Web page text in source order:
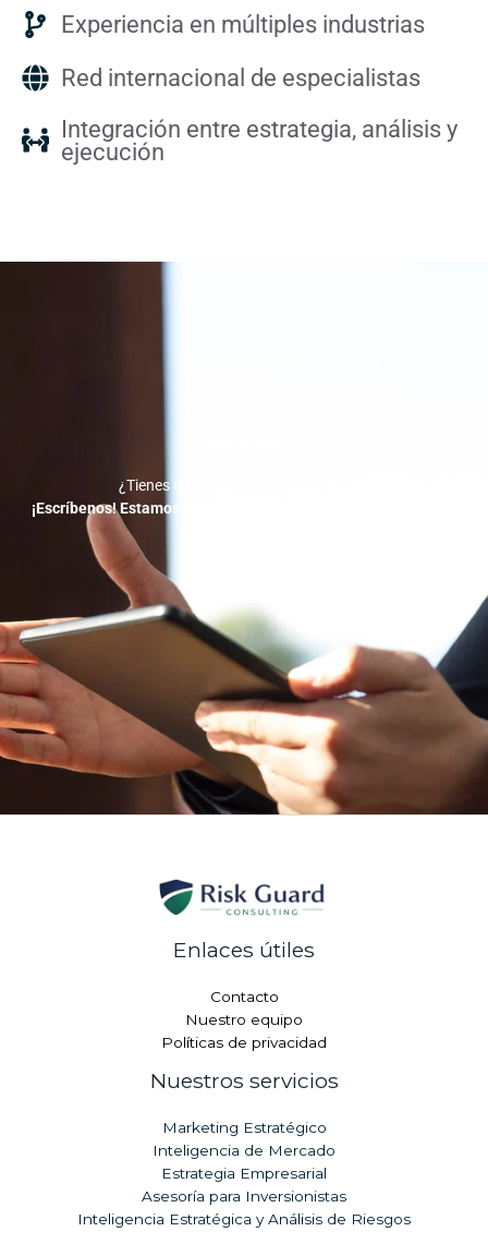
Experiencia en múltiples industrias
Red internacional de especialistas
Integración entre estrategia, análisis y
ejecución
¿Tienes dudas o quieres empezar ya?
¡Escríbenos! Estamos a solo un mensaje de ayudarte a crecer.
Enlaces útiles
Contacto
Nuestro equipo
Políticas de privacidad
Nuestros servicios
Marketing Estratégico
Inteligencia de Mercado
Estrategia Empresarial
Asesoría para Inversionistas
Inteligencia Estratégica y Análisis de Riesgos